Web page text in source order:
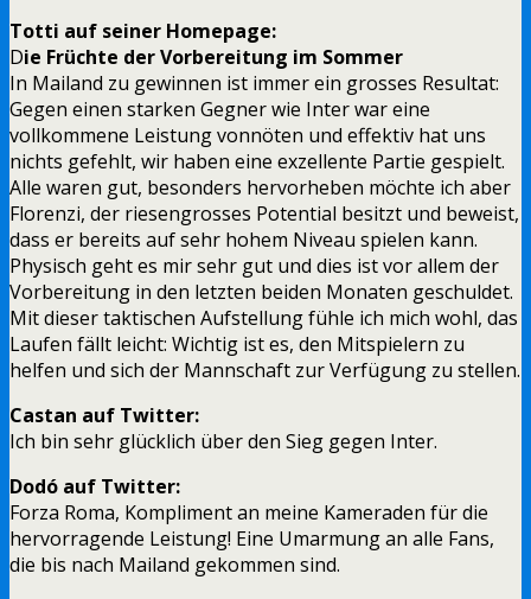
Totti auf seiner Homepage:
Die Früchte der Vorbereitung im Sommer
In Mailand zu gewinnen ist immer ein grosses Resultat:
Gegen einen starken Gegner wie Inter war eine
vollkommene Leistung vonnöten und effektiv hat uns
nichts gefehlt, wir haben eine exzellente Partie gespielt.
Alle waren gut, besonders hervorheben möchte ich aber
Florenzi, der riesengrosses Potential besitzt und beweist,
dass er bereits auf sehr hohem Niveau spielen kann.
Physisch geht es mir sehr gut und dies ist vor allem der
Vorbereitung in den letzten beiden Monaten geschuldet.
Mit dieser taktischen Aufstellung fühle ich mich wohl, das
Laufen fällt leicht: Wichtig ist es, den Mitspielern zu
helfen und sich der Mannschaft zur Verfügung zu stellen.
Castan auf Twitter:
Ich bin sehr glücklich über den Sieg gegen Inter.
Dodó auf Twitter:
Forza Roma, Kompliment an meine Kameraden für die
hervorragende Leistung! Eine Umarmung an alle Fans,
die bis nach Mailand gekommen sind.